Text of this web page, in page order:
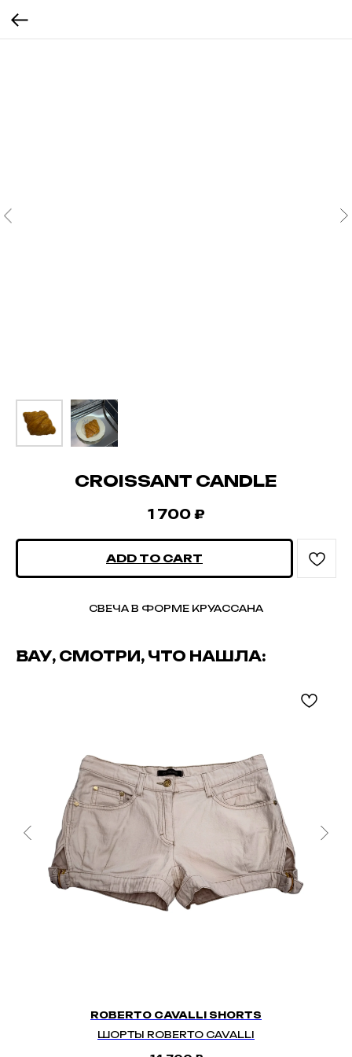
CROISSANT CANDLE
1 700 ₽
ADD TO CART
СВЕЧА В ФОРМЕ КРУАССАНА
ВАУ, СМОТРИ, ЧТО НАШЛА:
ROBERTO CAVALLI SHORTS
ШОРТЫ ROBERTO CAVALLI